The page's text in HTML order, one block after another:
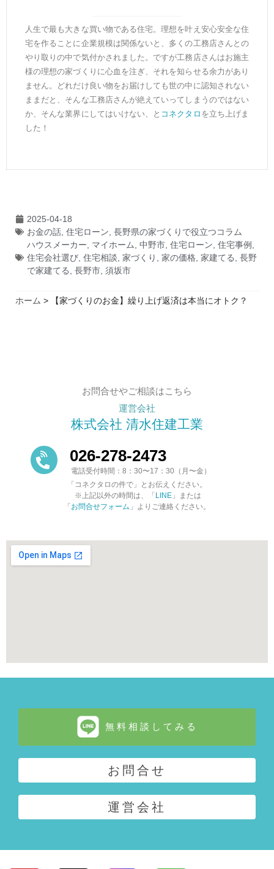
人生で最も大きな買い物である住宅。理想を叶え安心安全な住
宅を作ることに企業規模は関係ないと、多くの工務店さんとの
やり取りの中で気付かされました。ですが工務店さんはお施主
様の理想の家づくりに心血を注ぎ、それを知らせる余力があり
ません。どれだけ良い物をお届けしても世の中に認知されない
ままだと、そんな工務店さんが絶えていってしまうのではない
か、そんな業界にしてはいけない、と コネクタロ を立ち上げま
した！
2025-04-18
お金の話 住宅ローン 長野県の家づくりで役立つコラム
ハウスメーカー
マイホーム 中野市 住宅ローン 住宅事例
住宅会社選び 住宅相談 家づくり 家の価格 家建てる
長野
で家建てる
長野市 須坂市
ホーム > 【家づくりのお金】繰り上げ返済は本当にオトク？
お問合せやご相談はこちら
運営会社
株式会社 清水住建工業
026-278-2473
電話受付時間：8：30〜17：30（月〜金）
「コネクタロの件で」とお伝えください。
※上記以外の時間は、「 LINE 」または
「 お問合せフォーム 」よりご連絡ください。
無料相談してみる
お問合せ
運営会社